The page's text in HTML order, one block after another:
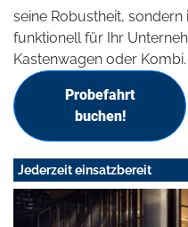
seine Robustheit,
funktionell für Ihr
Kastenwagen oder Kombi.
Probefahrt
buchen!
Jederzeit einsatzbereit